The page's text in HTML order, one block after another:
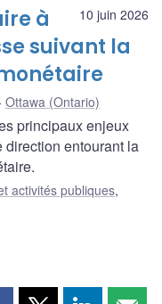
10 juin 2026
à
suivant la
Ottawa (Ontario)
principaux enjeux
entourant la
activités publiques,